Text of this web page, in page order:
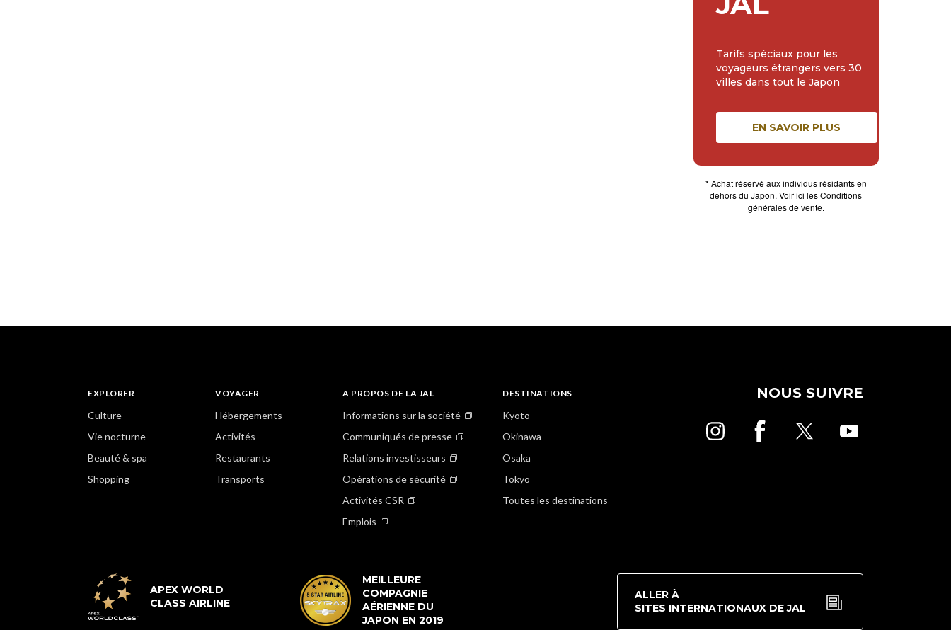
Tarifs spéciaux pour les
voyageurs étrangers vers 30
villes dans tout le Japon
EN SAVOIR PLUS
* Achat réservé aux individus résidants en
dehors du Japon. Voir ici lesConditions
générales de vente.
EXPLORER
Culture
Vie nocturne
Beauté & spa
Shopping
VOYAGER
Hébergements
Activités
Restaurants
Transports
A PROPOS DE LA JAL
Informations sur la société
Communiqués de presse
Relations investisseurs
Opérations de sécurité
Activités CSR
Emplois
DESTINATIONS
Kyoto
Okinawa
Osaka
Tokyo
Toutes les destinations
NOUS SUIVRE
APEX WORLD
CLASS AIRLINE
MEILLEURE
COMPAGNIE
AÉRIENNE DU
JAPON EN 2019
ALLER À
SITES INTERNATIONAUX DE JAL